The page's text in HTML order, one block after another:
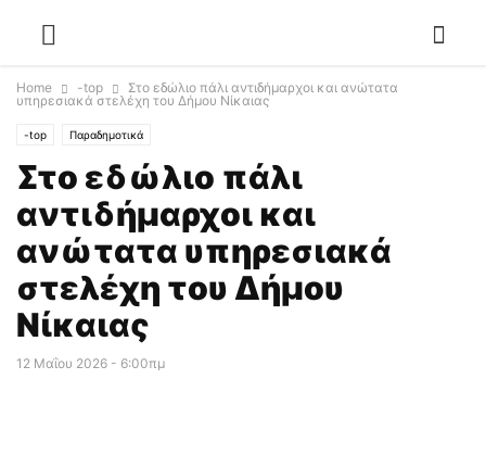
Home -top
Στο εδώλιο πάλι αντιδήμαρχοι και ανώτατα
υπηρεσιακά στελέχη του Δήμου Νίκαιας
-top Παραδημοτικά
Στο εδώλιο πάλι
αντιδήμαρχοι και
ανώτατα υπηρεσιακά
στελέχη του Δήμου
Νίκαιας
12 Μαΐου 2026 - 6:00πμ